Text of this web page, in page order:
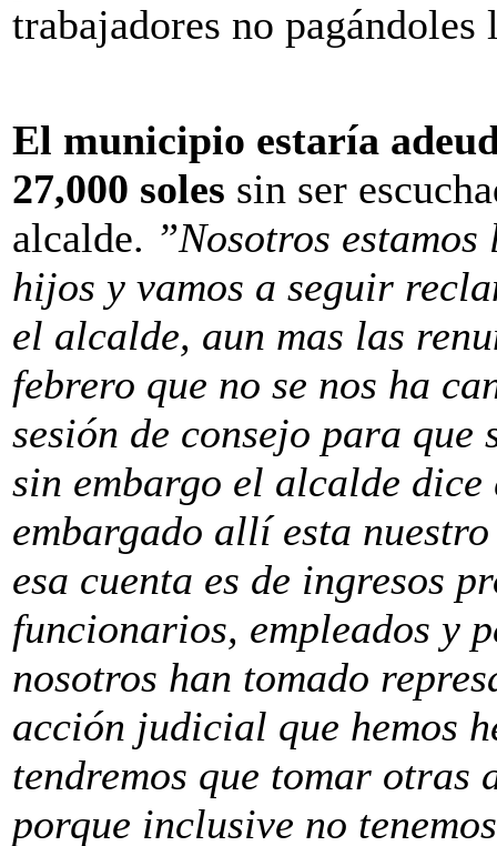
trabajadores no pagándoles
El municipio estaría
27,000 soles sin ser
alcalde. ”Nosotros
hijos y vamos a seguir
el alcalde, aun mas las
febrero que no se nos ha
sesión de consejo para que
sin embargo el alcalde dice
embargado allí esta
esa cuenta es de ingresos
funcionarios, empleados y
nosotros han tomado
acción judicial que hemos
tendremos que tomar otras
porque inclusive no